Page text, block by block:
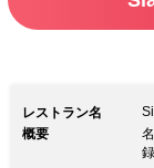
レストラン名
概要